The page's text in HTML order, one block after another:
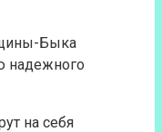
Быка
надежного
на себя